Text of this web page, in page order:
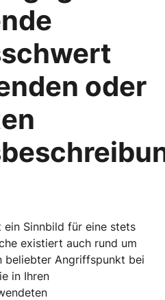
oder
Sinnbild für eine stets
existiert auch rund um
beliebter Angriffspunkt bei
in Ihren